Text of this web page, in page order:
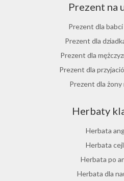
Herbata
Herbata
Herbata
Koper
Herbata z
Herbata z
Prezent na
Prezent dla
Prezent dla
Prezent dla
Prezent dla
Prezent dla żony
Prezent dla
Prezent dla
Prezent dla
Prezent dla taty
Prezent dla męża
Herbaty
Herbata
Herbata
Herbata po
Herbata dla